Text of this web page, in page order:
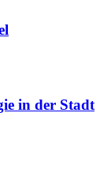
in der Stadt